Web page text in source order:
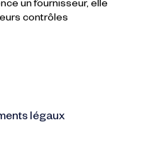
un fournisseur, elle
contrôles
légaux